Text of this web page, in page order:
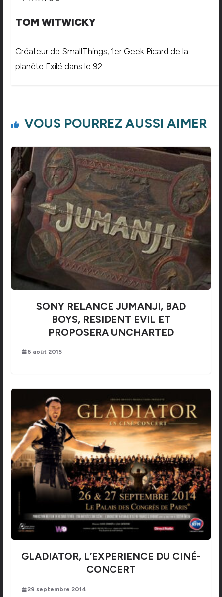
TOM WITWICKY
Créateur de SmallThings, 1er Geek Picard de la
planète Exilé dans le 92
VOUS POURREZ AUSSI AIMER
SONY RELANCE JUMANJI, BAD
BOYS, RESIDENT EVIL ET
PROPOSERA UNCHARTED
6 août 2015
GLADIATOR, L’EXPERIENCE DU CINÉ-
CONCERT
29 septembre 2014